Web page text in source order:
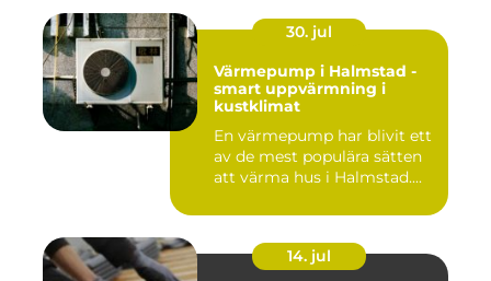
30. jul
Värmepump i Halmstad -
smart uppvärmning i
kustklimat
En värmepump har blivit ett
av de mest populära sätten
att värma hus i Halmstad....
14. jul